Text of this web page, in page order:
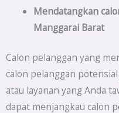
Mendatangkan
Manggarai Barat
Calon pelanggan yang
calon pelanggan
atau layanan yang Anda
dapat menjangkau calon